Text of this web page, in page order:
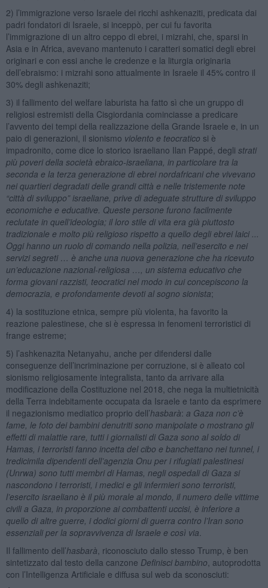
2) l’immigrazione verso Israele dei ricchi ashkenaziti, predicata dai
padri fondatori di Israele, si inceppò, per cui fu favorita
l’immigrazione di un altro ceppo di ebrei, i mizrahi, che, sparsi in
Asia e in Africa, avevano mantenuto i caratteri somatici degli ebrei
originari e con essi anche le credenze e la liturgia originaria
dell’ebraismo: i mizrahi sono attualmente in Israele il 45% contro il
30% degli ashkenaziti;
3) il fallimento del welfare laburista ha fatto sì che un gruppo di
religiosi estremisti della Cisgiordania cominciasse a predicare
l’avvento dei tempi della realizzazione della Grande Israele e, in un
paio di generazioni, il sionismo violento e teocratico si è
impadronito, come dice lo storico israeliano Ilan Pappé, degli strati
più poveri della società ebraico-israeliana, in particolare tra la
seconda e la terza generazione di ebrei nordafricani che vivevano
nei quartieri degradati delle grandi città e nelle tristemente note
“città di sviluppo” israeliane, prive di adeguate strutture di sviluppo
economiche e educative. Queste persone furono facilmente
reclutate in quell’ideologia; il loro stile di vita era già piuttosto
tradizionale e molto più religioso rispetto a quello degli ebrei laici ...
Oggi hanno un ruolo di comando nella polizia, nell’esercito e nei
servizi segreti … è anche una nuova generazione che ha ricevuto
un’educazione nazional-religiosa …, un sistema educativo che
forma giovani razzisti, teocratici nel modo in cui concepiscono la
democrazia, e profondamente devoti al sogno sionista;
4) la sostituzione etnica, sempre più violenta, ha favorito la
reazione palestinese, che si è espressa in fenomeni terroristici di
frange estreme;
5) l’ashkenazita Netanyahu, anche per difendersi dalle
conseguenze dell’incriminazione per corruzione, si è alleato col
sionismo religiosamente integralista, tanto da arrivare alla
modificazione della Costituzione nel 2018, che nega la multietnicità
della Terra indebitamente occupata da Israele e tanto da esprimere
il negazionismo mediatico proprio dell’hasbarà: a Gaza non c’è
fame, le foto dei bambini denutriti sono manipolate o mostrano gli
effetti di malattie rare, tutti i giornalisti di Gaza sono al soldo di
Hamas, i terroristi fanno incetta del cibo e banchettano nei tunnel, i
tredicimila dipendenti dell’agenzia Onu per i rifugiati palestinesi
(Unrwa) sono tutti membri di Hamas, negli ospedali di Gaza si
nascondono i terroristi, i medici e gli infermieri sono terroristi,
l’esercito israeliano è il più morale al mondo, il numero delle vittime
civili a Gaza, in proporzione ai combattenti uccisi, è inferiore a
quello di altre guerre, i dodici giorni di guerra contro l’Iran sono
essenziali per la sopravvivenza di Israele e così via
Il fallimento dell’hasbarà , riconosciuto dallo stesso Trump, è ben
sintetizzato dal testo della canzone Definisci bambino , autoprodotta
con l’Intelligenza Artificiale e diffusa sul web da sconosciuti: